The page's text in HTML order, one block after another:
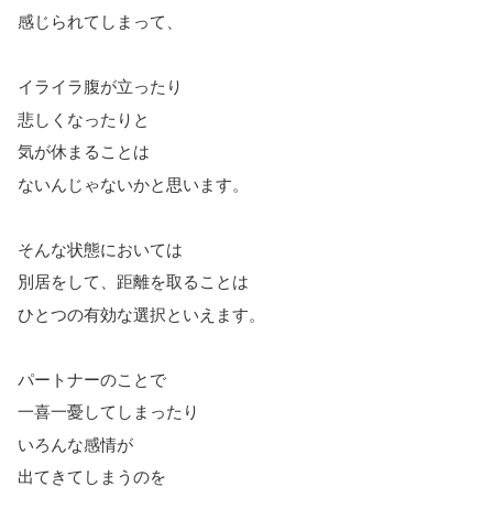
感じられてしまって、
イライラ腹が立ったり
悲しくなったりと
気が休まることは
ないんじゃないかと思います。
そんな状態においては
別居をして、距離を取ることは
ひとつの有効な選択といえます。
パートナーのことで
一喜一憂してしまったり
いろんな感情が
出てきてしまうのを